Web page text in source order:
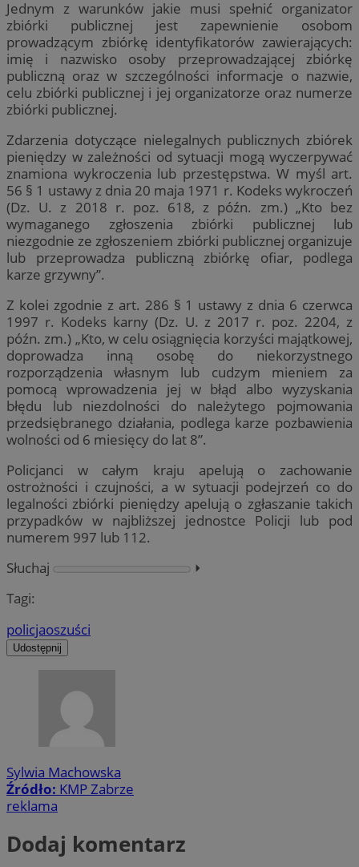
Jednym z warunków jakie musi spełnić organizator
zbiórki publicznej jest zapewnienie osobom
prowadzącym zbiórkę identyfikatorów zawierających:
imię i nazwisko osoby przeprowadzającej zbiórkę
publiczną oraz w szczególności informacje o nazwie,
celu zbiórki publicznej i jej organizatorze oraz numerze
zbiórki publicznej.
Zdarzenia dotyczące nielegalnych publicznych zbiórek
pieniędzy w zależności od sytuacji mogą wyczerpywać
znamiona wykroczenia lub przestępstwa. W myśl art.
56 § 1 ustawy z dnia 20 maja 1971 r. Kodeks wykroczeń
(Dz. U. z 2018 r. poz. 618, z późn. zm.) „Kto bez
wymaganego zgłoszenia zbiórki publicznej lub
niezgodnie ze zgłoszeniem zbiórki publicznej organizuje
lub przeprowadza publiczną zbiórkę ofiar, podlega
karze grzywny”.
Z kolei zgodnie z art. 286 § 1 ustawy z dnia 6 czerwca
1997 r. Kodeks karny (Dz. U. z 2017 r. poz. 2204, z
późn. zm.) „Kto, w celu osiągnięcia korzyści majątkowej,
doprowadza inną osobę do niekorzystnego
rozporządzenia własnym lub cudzym mieniem za
pomocą wprowadzenia jej w błąd albo wyzyskania
błędu lub niezdolności do należytego pojmowania
przedsiębranego działania, podlega karze pozbawienia
wolności od 6 miesięcy do lat 8”.
Policjanci w całym kraju apelują o zachowanie
ostrożności i czujności, a w sytuacji podejrzeń co do
legalności zbiórki pieniędzy apelują o zgłaszanie takich
przypadków w najbliższej jednostce Policji lub pod
numerem 997 lub 112.
Słuchaj
⏵︎
Tagi:
policjaoszuści
Udostępnij
Sylwia Machowska
Źródło: KMP Zabrze
reklama
Dodaj komentarz